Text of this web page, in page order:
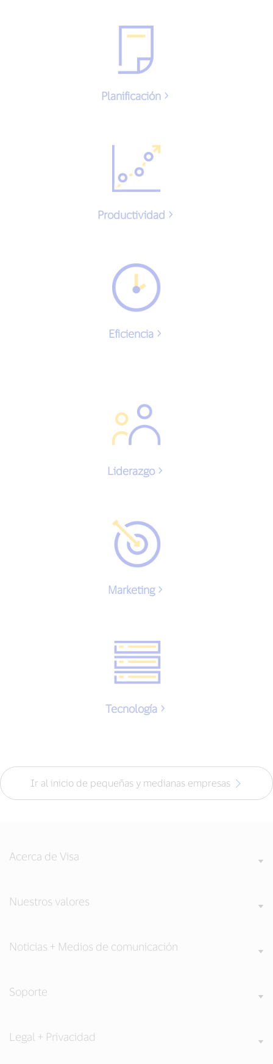
Planificación
Productividad
Eficiencia
Liderazgo
Marketing
Tecnología
Ir al inicio de pequeñas y medianas empresas
Acerca de Visa
Nuestros valores
Noticias + Medios de comunicación
Soporte
Legal + Privacidad